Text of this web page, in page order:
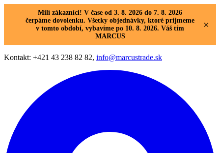
Milí zákazníci! V čase od 3. 8. 2026 do 7. 8. 2026
čerpáme dovolenku. Všetky objednávky, ktoré prijmeme
v tomto období, vybavíme po 10. 8. 2026. Váš tím
MARCUS
×
Kontakt: +421 43 238 82 82, info@marcustrade.sk